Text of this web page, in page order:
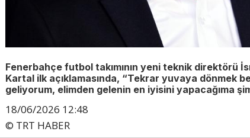
Fenerbahçe futbol takımının yeni teknik direktörü
Kartal ilk açıklamasında, “Tekrar yuvaya dönmek
geliyorum, elimden gelenin en iyisini yapacağıma
18/06/2026 12:48
© TRT HABER